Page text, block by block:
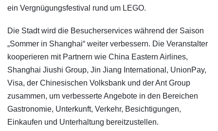
ein Vergnügungsfestival rund um LEGO.
Die Stadt wird die Besucherservices während der Saison
„Sommer in Shanghai“ weiter verbessern. Die Veranstalter
kooperieren mit Partnern wie China Eastern Airlines,
Shanghai Jiushi Group, Jin Jiang International, UnionPay,
Visa, der Chinesischen Volksbank und der Ant Group
zusammen, um verbesserte Angebote in den Bereichen
Gastronomie, Unterkunft, Verkehr, Besichtigungen,
Einkaufen und Unterhaltung bereitzustellen.